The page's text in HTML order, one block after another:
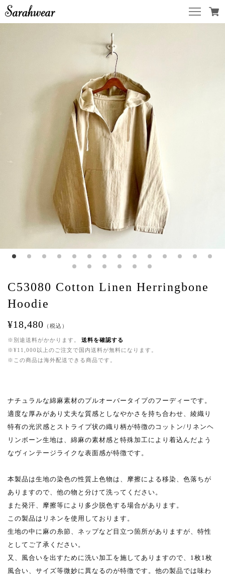
C53080 Cotton Linen Herringbone
Hoodie
¥18,480 （税込）
※別途送料がかかります。
送料を確認する
※¥11,000以上のご注文で国内送料が無料になります。
※この商品は海外配送できる商品です。
ナチュラルな綿麻素材のプルオーバータイプのフーディーです。
適度な厚みがあり丈夫な質感としなやかさを持ち合わせ、綾織り
特有の光沢感とストライプ状の織り柄が特徴のコットン/リネンヘ
リンボーン生地は、綿麻の素材感と特殊加工により着込んだよう
なヴィンテージライクな表面感が特徴です。
本製品は生地の染色の性質上色物は、摩擦による移染、色落ちが
ありますので、他の物と分けて洗ってください。
また発汗、摩擦等により多少脱色する場合があります。
この製品はリネンを使用しております。
生地の中に麻の糸節、ネップなど目立つ箇所がありますが、特性
としてご了承ください。
又、風合いを出すために洗い加工を施してありますので、1枚1枚
風合い、サイズ等微妙に異なるのが特徴です。他の製品では味わ